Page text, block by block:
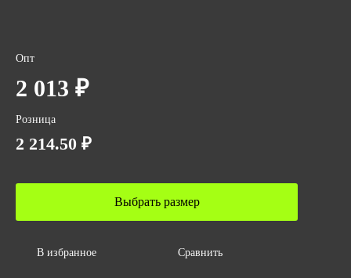
ГОСТ 13385-78
Количество в упаковке
Высота
Вес за ед,кг
0.05
Опт
2 013 ₽
Розница
2 214.50 ₽
Выбрать размер
В избранное Сравнить